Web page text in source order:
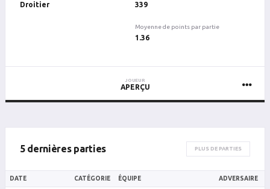
Droitier 339
Moyenne de points par partie
1.36
JOUEUR
APERÇU
5 dernières parties PLUS DE PARTIES
DATE CATÉGORIE ÉQUIPE ADVERSAIRE